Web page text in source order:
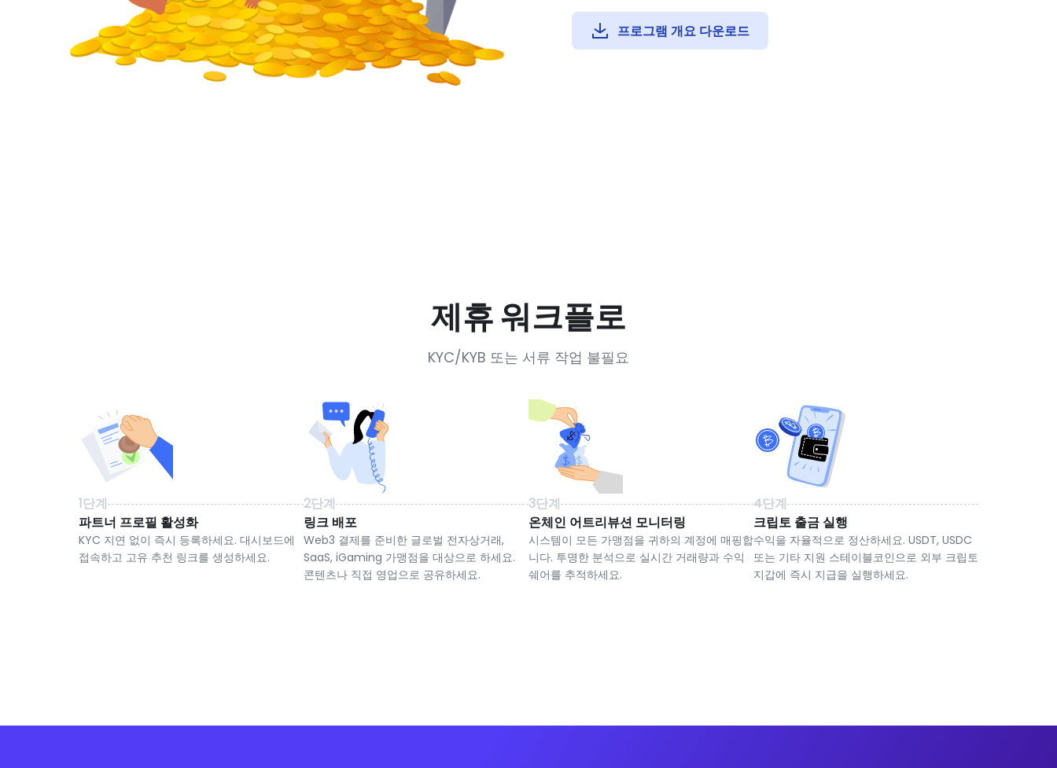
프로그램 개요 다운로드
제휴 워크플로
KYC/KYB 또는 서류 작업 불필요
1단계
파트너 프로필 활성화
KYC 지연 없이 즉시 등록하세요. 대시보드에
접속하고 고유 추천 링크를 생성하세요.
2단계
링크 배포
Web3 결제를 준비한 글로벌 전자상거래,
SaaS, iGaming 가맹점을 대상으로 하세요.
콘텐츠나 직접 영업으로 공유하세요.
3단계
온체인 어트리뷰션 모니터링
시스템이 모든 가맹점을 귀하의 계정에 매핑합
니다. 투명한 분석으로 실시간 거래량과 수익
쉐어를 추적하세요.
4단계
크립토 출금 실행
수익을 자율적으로 정산하세요. USDT, USDC
또는 기타 지원 스테이블코인으로 외부 크립토
지갑에 즉시 지급을 실행하세요.